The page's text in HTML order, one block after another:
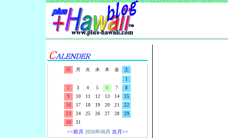
日 月 火 水 木 金
土
1
2
3 4 5 6 7
8
9
10 11 12 13 14
15
16
17 18 19 20 21
22
23
24 25 26 27 28
29
30
31
<<前月 2026年08月 次月>>